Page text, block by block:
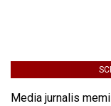
Media jurnalis